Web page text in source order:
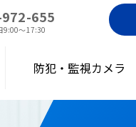
655
9:00～17:30
防犯・監視カメラ